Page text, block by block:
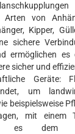
Arten von
Kipper,
sichere
ermöglichen es
sicher und
Geräte:
um
beispielsweise
mit einem
es dem